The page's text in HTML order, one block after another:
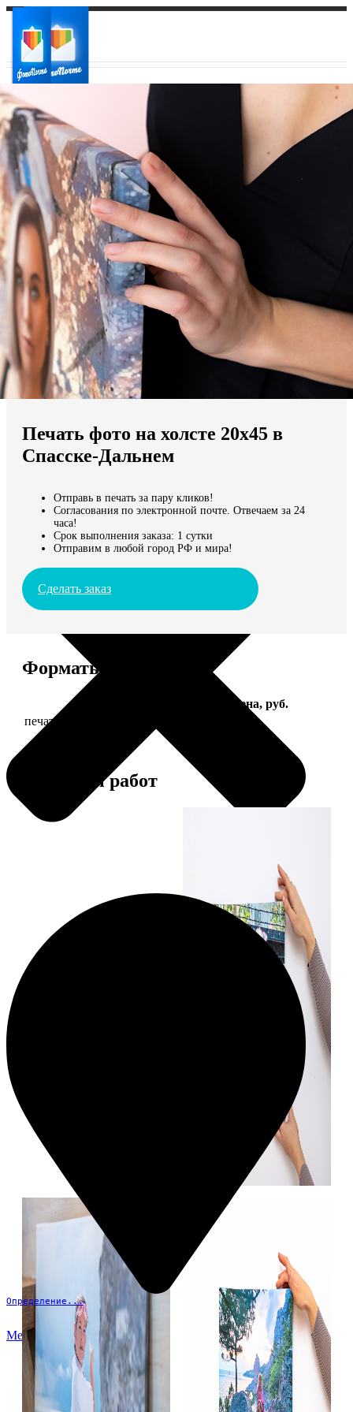
Ваш город:
Ваш регион доставки
Выберите из списка:
Мы доставляем по всему миру
Продолжить без города
Определение...
Меню
Печать фото на холсте 20х45 в
Спасске-Дальнем
Отправь в печать за пару кликов!
Согласования по электронной почте. Отвечаем за 24
часа!
Срок выполнения заказа: 1 сутки
Отправим в любой город РФ и мира!
Сделать заказ
Форматы и цены
Цена, руб.
печать фото на холсте с подрамником
Примеры работ